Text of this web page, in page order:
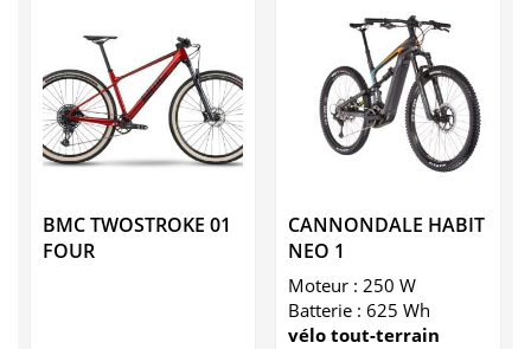
BMC TWOSTROKE 01
FOUR
CANNONDALE HABIT
NEO 1
Moteur : 250 W
Batterie : 625 Wh
vélo tout-terrain